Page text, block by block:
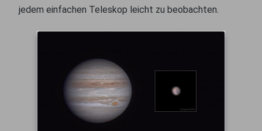
jedem einfachen Teleskop leicht zu beobachten.